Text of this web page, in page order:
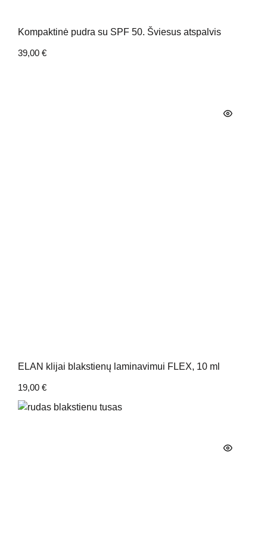
Kompaktinė pudra su SPF 50. Šviesus atspalvis
39,00 €
ELAN klijai blakstienų laminavimui FLEX, 10 ml
19,00 €